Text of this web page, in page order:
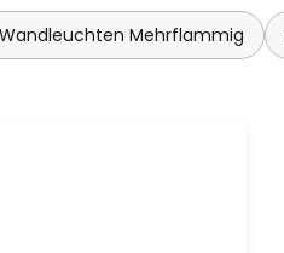
Wandleuchten Mehrflammig